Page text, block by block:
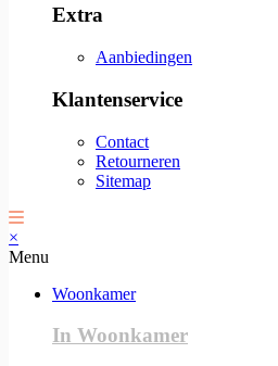
Extra
Aanbiedingen
Klantenservice
Contact
Retourneren
Sitemap
×
Menu
Woonkamer
In Woonkamer